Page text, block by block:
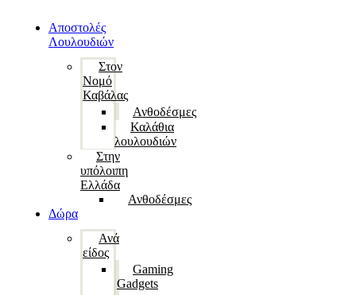
Αποστολές
Λουλουδιών
Στον
Νομό
Καβάλας
Ανθοδέσμες
Καλάθια
λουλουδιών
Στην
υπόλοιπη
Ελλάδα
Ανθοδέσμες
Δώρα
Ανά
είδος
Gaming
Gadgets